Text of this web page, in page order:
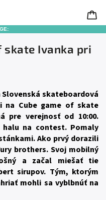
skate Ivanka pri
Slovenská skateboardová
na Cube game of skate
pre verejnosť od 10:00.
na contest. Pomaly
Ako prvý dorazili
brothers. Svoj mobilný
a začal miešať tie
sirupov. Tým, ktorým
mohli sa vyblbnúť na